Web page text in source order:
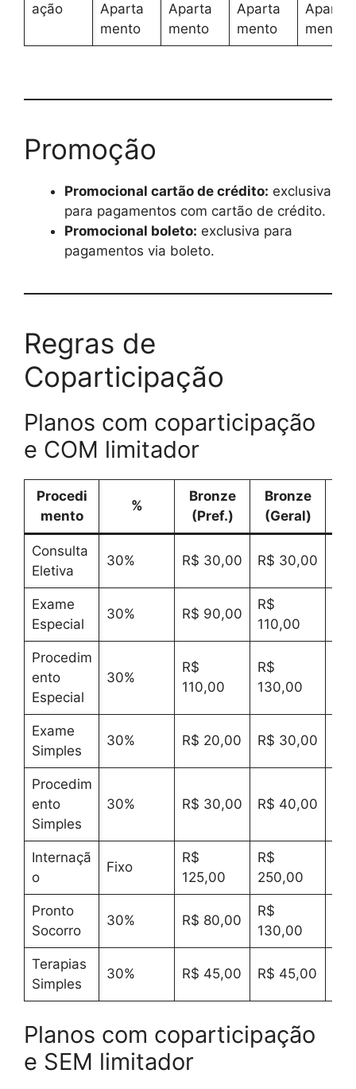
ação
Aparta
mento
Aparta
mento
Aparta
mento
Aparta
mento
Promoção
Promocional cartão de crédito: exclusiva
para pagamentos com cartão de crédito.
Promocional boleto: exclusiva para
pagamentos via boleto.
Regras de
Coparticipação
Planos com coparticipação
e COM limitador
Procedi
mento
%
Bronze
(Pref.)
Bronze
(Geral)
Consulta
Eletiva
30% R$ 30,00 R$ 30,00
Exame
Especial
30% R$ 90,00
R$
110,00
Procedim
ento
Especial
30%
R$
110,00
R$
130,00
Exame
Simples
30% R$ 20,00 R$ 30,00
Procedim
ento
Simples
30% R$ 30,00 R$ 40,00
Internaçã
o
Fixo
R$
125,00
R$
250,00
Pronto
Socorro
30% R$ 80,00
R$
130,00
Terapias
Simples
30% R$ 45,00 R$ 45,00
Planos com coparticipação
e SEM limitador